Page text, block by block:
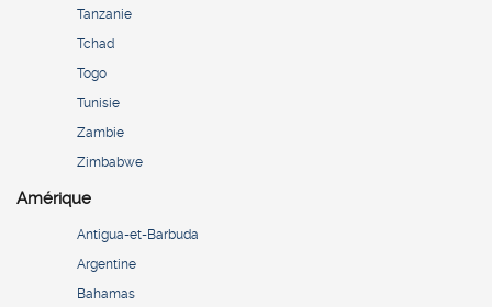
Tanzanie
Tchad
Togo
Tunisie
Zambie
Zimbabwe
Amérique
Antigua-et-Barbuda
Argentine
Bahamas